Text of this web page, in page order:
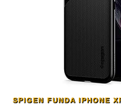
SPIGEN FUNDA IPHONE